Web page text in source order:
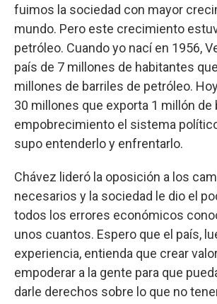
fuimos la sociedad con mayor
mundo. Pero este crecimiento
petróleo. Cuando yo nací en 1956,
país de 7 millones de habitantes
millones de barriles de petróleo.
30 millones que exporta 1 millón de
empobrecimiento el sistema
supo entenderlo y enfrentarlo.
Chávez lideró la oposición a los
necesarios y la sociedad le dio el
todos los errores económicos
unos cuantos. Espero que el país,
experiencia, entienda que crear
empoderar a la gente para que
darle derechos sobre lo que no